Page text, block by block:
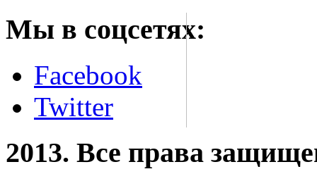
Мы в соцсетях:
Facebook
Twitter
2013. Все права